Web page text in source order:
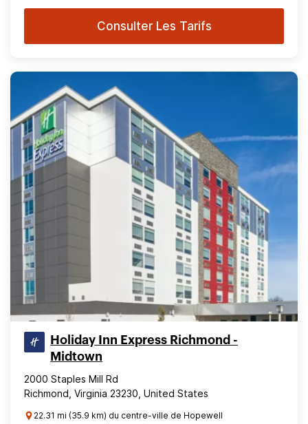
Consulter Les Tarifs
Holiday Inn Express Richmond -
Midtown
2000 Staples Mill Rd
Richmond, Virginia 23230, United States
22.31 mi (35.9 km) du centre-ville de Hopewell